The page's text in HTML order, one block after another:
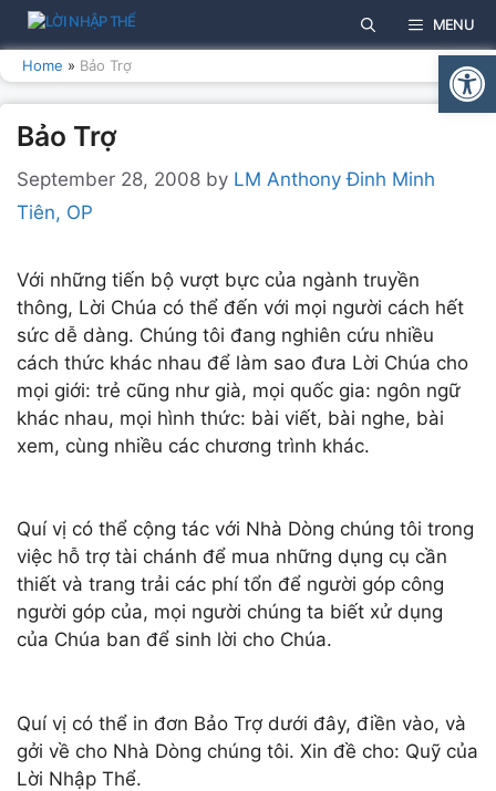
Skip
to
content
MENU
Home » Bảo Trợ
Bảo Trợ
September 28, 2008 by LM Anthony Đinh Minh
Tiên, OP
Với những tiến bộ vượt bực của ngành truyền
thông, Lời Chúa có thể đến với mọi người cách hết
sức dễ dàng. Chúng tôi đang nghiên cứu nhiều
cách thức khác nhau để làm sao đưa Lời Chúa cho
mọi giới: trẻ cũng như già, mọi quốc gia: ngôn ngữ
khác nhau, mọi hình thức: bài viết, bài nghe, bài
xem, cùng nhiều các chương trình khác.
Quí vị có thể cộng tác với Nhà Dòng chúng tôi trong
việc hỗ trợ tài chánh để mua những dụng cụ cần
thiết và trang trải các phí tổn để người góp công
người góp của, mọi người chúng ta biết xử dụng
của Chúa ban để sinh lời cho Chúa.
Quí vị có thể in đơn Bảo Trợ dưới đây, điền vào, và
gởi về cho Nhà Dòng chúng tôi. Xin đề cho: Quỹ của
Lời Nhập Thể.